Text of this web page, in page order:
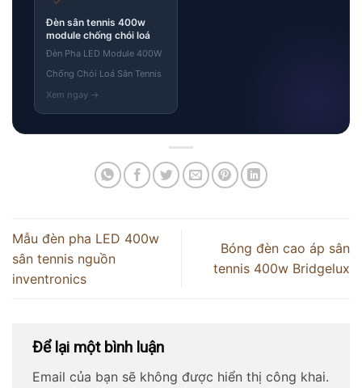
Đèn sân tennis 400w
module chống chói loá
Đèn Pha LED Module 400W
Chống Chói Loá Sân Tennis
Mẫu đèn pha LED 400w
sân tennis nguồn
inventronics
Bóng đèn cao áp sân
tennis 400w Bridgelux
Để lại một bình luận
Email của bạn sẽ không được hiển thị công khai.